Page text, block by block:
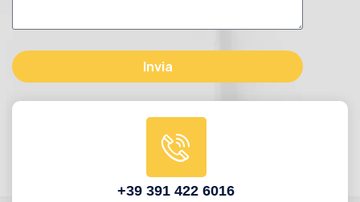
Invia
+39 391 422 6016